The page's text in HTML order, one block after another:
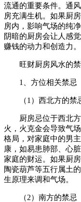
流通的重要条件。通
房充满生机。如果厨
房内，影响气场的纯
阴暗的厨房会让人感
赚钱的动力和创造力。
旺财厨房风水的
1、方位相关禁忌
（1）西北方的禁
厨房忌位于西北
火，火克金会导致气
格局，对家庭中的男
康，如易患肺部、心
家庭的财运。如果厨
陶瓷葫芦等五行属土
生原理来调和气场。
（2）南方的禁忌